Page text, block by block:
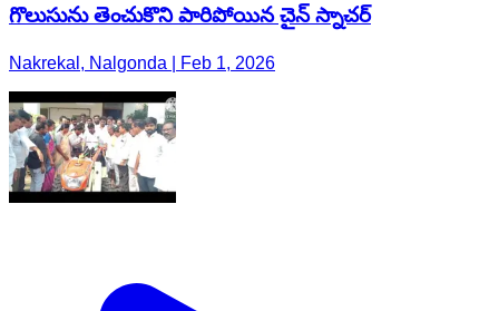
గొలుసును తెంచుకొని పారిపోయిన చైన్ స్నాచర్
Nakrekal, Nalgonda | Feb 1, 2026